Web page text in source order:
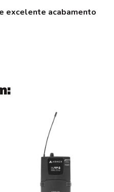
excelente acabamento